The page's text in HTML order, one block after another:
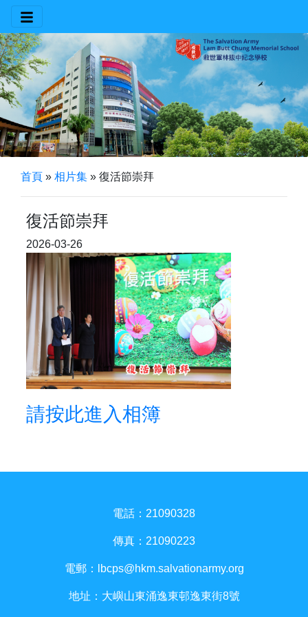
首頁 » 相片集 » 復活節崇拜
復活節崇拜
2026-03-26
請按此進入相簿
電話：21090328
傳真：21090223
電郵： lbcps@hkm.salvationarmy.org
地址：大嶼山東涌逸東邨逸東街8號